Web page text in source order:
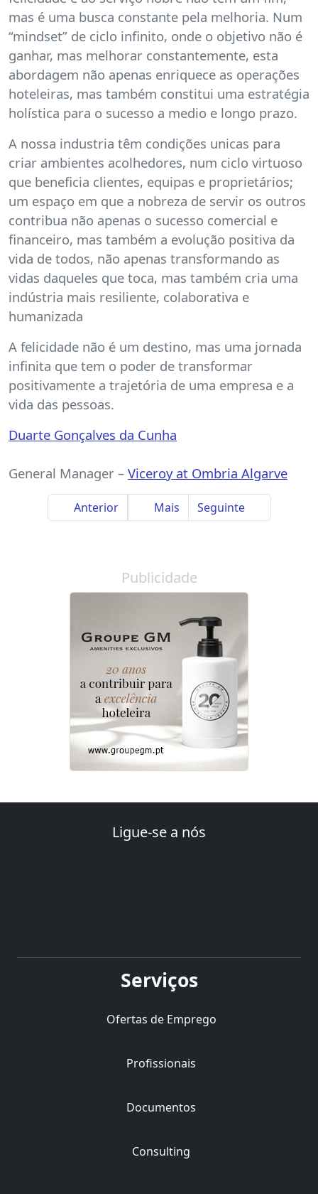
mas é uma busca constante pela melhoria. Num
“mindset” de ciclo infinito, onde o objetivo não é
ganhar, mas melhorar constantemente, esta
abordagem não apenas enriquece as operações
hoteleiras, mas também constitui uma estratégia
holística para o sucesso a medio e longo prazo.
A nossa industria têm condições unicas para
criar ambientes acolhedores, num ciclo virtuoso
que beneficia clientes, equipas e proprietários;
um espaço em que a nobreza de servir os outros
contribua não apenas o sucesso comercial e
financeiro, mas também a evolução positiva da
vida de todos, não apenas transformando as
vidas daqueles que toca, mas também cria uma
indústria mais resiliente, colaborativa e
humanizada
A felicidade não é um destino, mas uma jornada
infinita que tem o poder de transformar
positivamente a trajetória de uma empresa e a
vida das pessoas.
Duarte Gonçalves da Cunha
General Manager – Viceroy at Ombria Algarve
Anterior Mais Seguinte
Publicidade
Ligue-se a nós
Serviços
Ofertas de Emprego
Profissionais
Documentos
Consulting